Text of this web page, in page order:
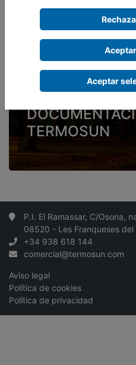
BIENVENIDOS
TERMOSUN
P.I. El Ramassar, C/Osona,
08520 - Les Franqueses del
+34 938 618 144
comercial@termosun.com
Aviso legal
Política de cookies
Política de privacidad
Aceptar